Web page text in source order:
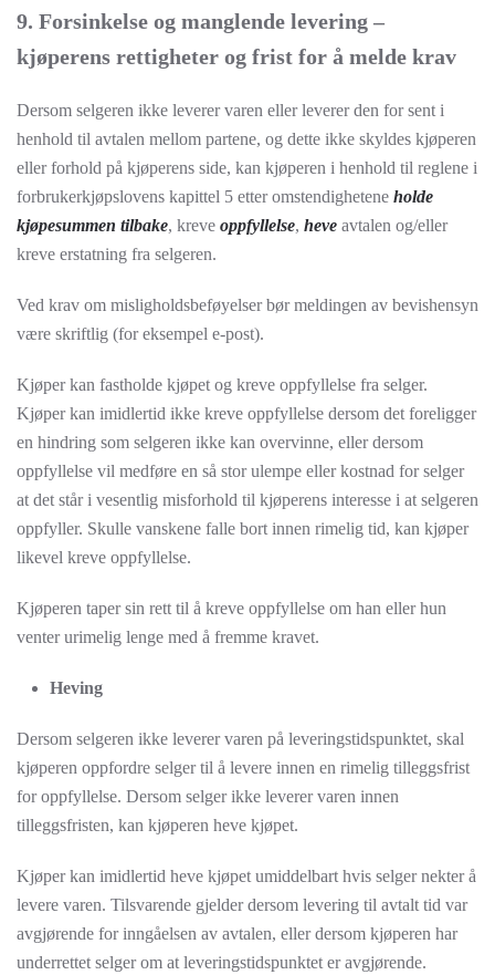
9. Forsinkelse og manglende levering –
kjøperens rettigheter og frist for å melde krav
Dersom selgeren ikke leverer varen eller leverer den for sent i
henhold til avtalen mellom partene, og dette ikke skyldes kjøperen
eller forhold på kjøperens side, kan kjøperen i henhold til reglene i
forbrukerkjøpslovens kapittel 5 etter omstendighetene holde
kjøpesummen tilbake, kreve oppfyllelse, heve avtalen og/eller
kreve erstatning fra selgeren.
Ved krav om misligholdsbeføyelser bør meldingen av bevishensyn
være skriftlig (for eksempel e-post).
Kjøper kan fastholde kjøpet og kreve oppfyllelse fra selger.
Kjøper kan imidlertid ikke kreve oppfyllelse dersom det foreligger
en hindring som selgeren ikke kan overvinne, eller dersom
oppfyllelse vil medføre en så stor ulempe eller kostnad for selger
at det står i vesentlig misforhold til kjøperens interesse i at selgeren
oppfyller. Skulle vanskene falle bort innen rimelig tid, kan kjøper
likevel kreve oppfyllelse.
Kjøperen taper sin rett til å kreve oppfyllelse om han eller hun
venter urimelig lenge med å fremme kravet.
Heving
Dersom selgeren ikke leverer varen på leveringstidspunktet, skal
kjøperen oppfordre selger til å levere innen en rimelig tilleggsfrist
for oppfyllelse. Dersom selger ikke leverer varen innen
tilleggsfristen, kan kjøperen heve kjøpet.
Kjøper kan imidlertid heve kjøpet umiddelbart hvis selger nekter å
levere varen. Tilsvarende gjelder dersom levering til avtalt tid var
avgjørende for inngåelsen av avtalen, eller dersom kjøperen har
underrettet selger om at leveringstidspunktet er avgjørende.